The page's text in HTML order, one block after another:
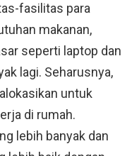
fasilitas para
makanan,
seperti laptop dan
lagi. Seharusnya,
untuk
di rumah.
lebih banyak dan